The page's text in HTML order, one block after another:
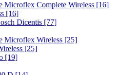
Microflex Complete Wireless [16]
[16]
Dicentis [77]
Microflex Wireless [25]
[25]
[19]